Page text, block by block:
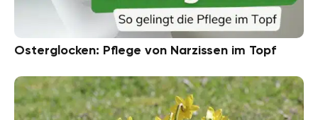
Osterglocken: Pflege von Narzissen im Topf